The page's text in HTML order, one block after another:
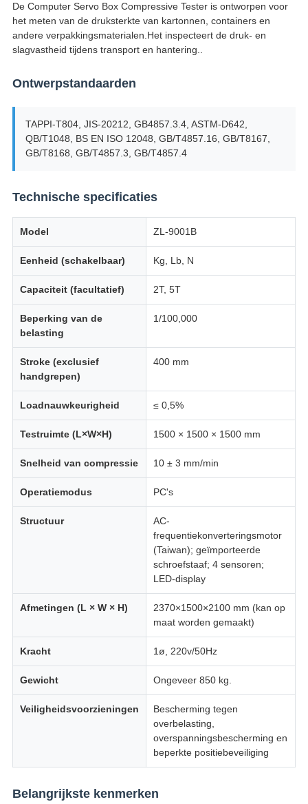
De Computer Servo Box Compressive Tester is ontworpen voor
het meten van de druksterkte van kartonnen, containers en
andere verpakkingsmaterialen.Het inspecteert de druk- en
slagvastheid tijdens transport en hantering..
Ontwerpstandaarden
TAPPI-T804, JIS-20212, GB4857.3.4, ASTM-D642,
QB/T1048, BS EN ISO 12048, GB/T4857.16, GB/T8167,
GB/T8168, GB/T4857.3, GB/T4857.4
Technische specificaties
Model ZL-9001B
Eenheid (schakelbaar) Kg, Lb, N
Capaciteit (facultatief) 2T, 5T
Beperking van de
belasting
1/100,000
Stroke (exclusief
handgrepen)
400 mm
Loadnauwkeurigheid ≤ 0,5%
Testruimte (L×W×H) 1500 × 1500 × 1500 mm
Snelheid van compressie 10 ± 3 mm/min
Operatiemodus PC's
Structuur
AC-
frequentiekonverteringsmotor
(Taiwan); geïmporteerde
schroefstaaf; 4 sensoren;
LED-display
Afmetingen (L × W × H)
2370×1500×2100 mm (kan op
maat worden gemaakt)
Kracht 1ø, 220v/50Hz
Gewicht Ongeveer 850 kg.
Veiligheidsvoorzieningen
Bescherming tegen
overbelasting,
overspanningsbescherming en
beperkte positiebeveiliging
Belangrijkste kenmerken